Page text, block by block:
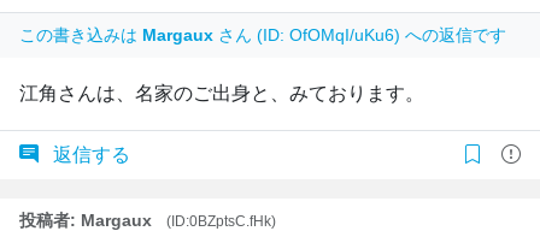
この書き込みは Margaux さん (ID: OfOMqI/uKu6) への返信です
江角さんは、名家のご出身と、みております。
返信する
投稿者: Margaux
(ID:0BZptsC.fHk)